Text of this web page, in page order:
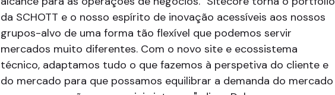
da SCHOTT e o nosso espírito de inovação acessíveis aos nossos
grupos-alvo de uma forma tão flexível que podemos servir
mercados muito diferentes. Com o novo site e ecossistema
técnico, adaptamos tudo o que fazemos à perspetiva do cliente e
do mercado para que possamos equilibrar a demanda do mercado